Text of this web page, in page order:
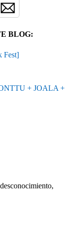
BLOG:
Fest]
+ JOALA +